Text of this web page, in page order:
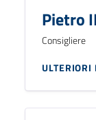
Pietro
Consigliere
ULTERIORI